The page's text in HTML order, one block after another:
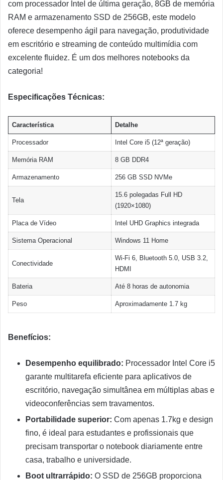
com processador Intel de última geração, 8GB de memória
RAM e armazenamento SSD de 256GB, este modelo
oferece desempenho ágil para navegação, produtividade
em escritório e streaming de conteúdo multimídia com
excelente fluidez. É um dos melhores notebooks da
categoria!
Especificações Técnicas:
Característica Detalhe
Processador Intel Core i5 (12ª geração)
Memória RAM 8 GB DDR4
Armazenamento 256 GB SSD NVMe
Tela
15.6 polegadas Full HD
(1920×1080)
Placa de Vídeo Intel UHD Graphics integrada
Sistema Operacional Windows 11 Home
Conectividade
Wi-Fi 6, Bluetooth 5.0, USB 3.2,
HDMI
Bateria Até 8 horas de autonomia
Peso Aproximadamente 1.7 kg
Benefícios:
Desempenho equilibrado: Processador Intel Core i5
garante multitarefa eficiente para aplicativos de
escritório, navegação simultânea em múltiplas abas e
videoconferências sem travamentos.
Portabilidade superior: Com apenas 1.7kg e design
fino, é ideal para estudantes e profissionais que
precisam transportar o notebook diariamente entre
casa, trabalho e universidade.
Boot ultrarrápido: O SSD de 256GB proporciona